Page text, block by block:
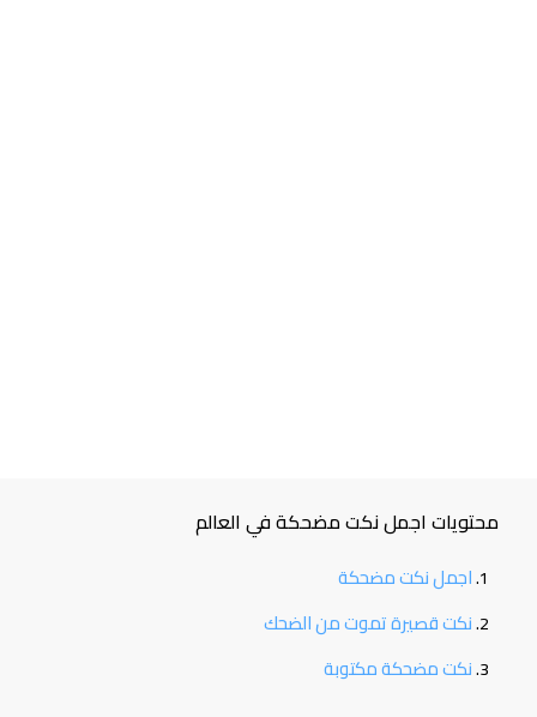
محتويات اجمل نكت مضحكة في العالم
اجمل نكت مضحكة
نكت قصيرة تموت من الضحك
نكت مضحكة مكتوبة